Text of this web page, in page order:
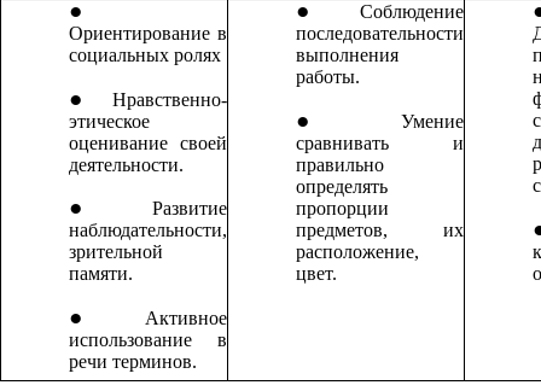
Ориентирование в
социальных ролях
Нравственно-
этическое
оценивание своей
деятельности.
Развитие
наблюдательности,
зрительной
памяти.
Активное
использование в
речи терминов.
Соблюдение
последовательности
выполнения
работы.
Умение
сравнивать и
правильно
определять
пропорции
предметов, их
расположение,
цвет.